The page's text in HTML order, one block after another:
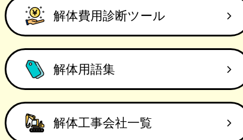
解体費用診断ツール
解体用語集
解体工事会社一覧